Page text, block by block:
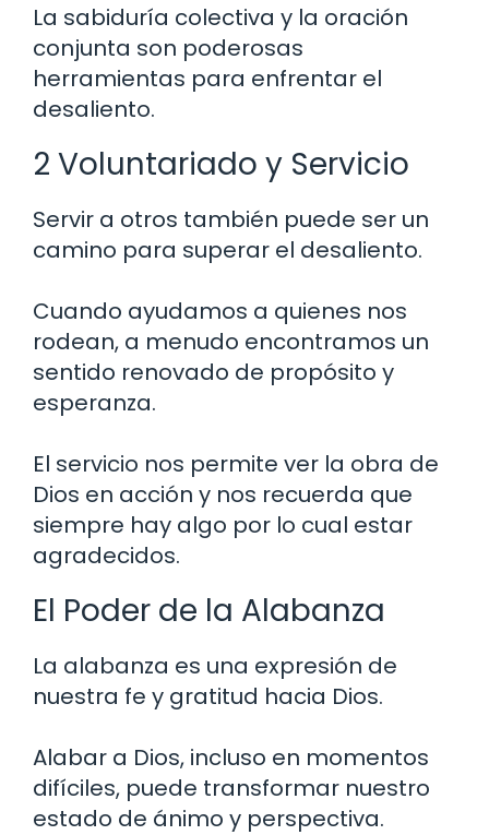
La sabiduría colectiva y la oración
conjunta son poderosas
herramientas para enfrentar el
desaliento.
2 Voluntariado y Servicio
Servir a otros también puede ser un
camino para superar el desaliento.
Cuando ayudamos a quienes nos
rodean, a menudo encontramos un
sentido renovado de propósito y
esperanza.
El servicio nos permite ver la obra de
Dios en acción y nos recuerda que
siempre hay algo por lo cual estar
agradecidos.
El Poder de la Alabanza
La alabanza es una expresión de
nuestra fe y gratitud hacia Dios.
Alabar a Dios, incluso en momentos
difíciles, puede transformar nuestro
estado de ánimo y perspectiva.